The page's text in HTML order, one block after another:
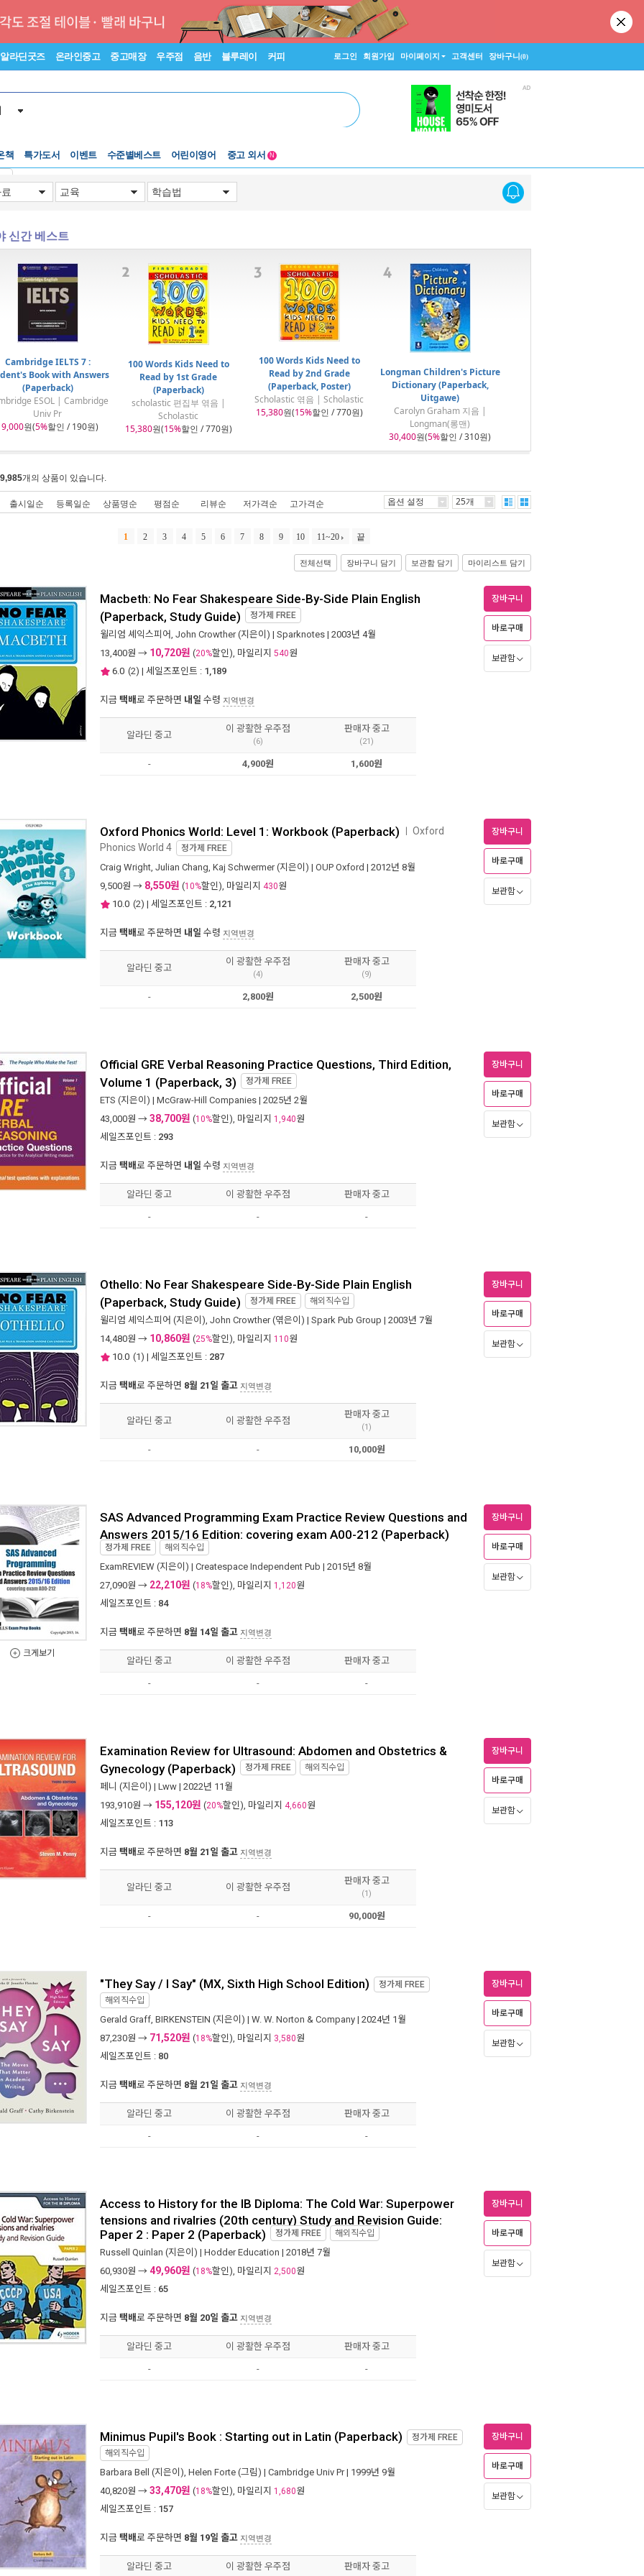
알라딘굿즈 온라인중고 중고매장 우주점 음반 블루레이 커피 로그인 회원가입 마이페이지 고객센터 장바구니(0)
책 특가도서 이벤트
수준별베스트
어린이영어
중고 외서
N
신간 베스트
Cambridge IELTS 7 :
Book with Answers
(Paperback)
ESOL | Cambridge
Univ Pr
원(5%할인 / 190원)
100 Words Kids Need to
Read by 1st Grade
(Paperback)
scholastic 편집부 엮음 |
Scholastic
15,380원(15%할인 / 770원)
100 Words Kids Need to
Read by 2nd Grade
(Paperback, Poster)
Scholastic 엮음 | Scholastic
15,380원(15%할인 / 770원)
Longman Children's Picture
Dictionary (Paperback,
Uitgawe)
Carolyn Graham 지음 |
Longman(롱맨)
30,400원(5%할인 / 310원)
개의 상품이 있습니다.
출시일순 등록일순 상품명순 평점순 리뷰순 저가격순 고가격순 옵션 설정 25개
1 2 3 4 5 6 7 8 9 10 11~20 끝
전체선택 장바구니 담기 보관함 담기 마이리스트 담기
Macbeth: No Fear Shakespeare Side-By-Side Plain English
(Paperback, Study Guide) 정가제 FREE
윌리엄 셰익스피어, John Crowther(지은이) | Sparknotes | 2003년 4월
13,400원 → 10,720원 (20%할인), 마일리지 540원
6.0 (2) | 세일즈포인트 : 1,189
지금 택배로 주문하면 내일 수령 지역변경
장바구니
바로구매
보관함
알라딘 중고
이 광활한 우주점
(6)
판매자 중고
(21)
- 4,900원 1,600원
Oxford Phonics World: Level 1: Workbook (Paperback) Oxford
Phonics World 4 정가제 FREE
Craig Wright, Julian Chang, Kaj Schwermer(지은이) | OUP Oxford | 2012년 8월
9,500원 → 8,550원 (10%할인), 마일리지 430원
10.0 (2) | 세일즈포인트 : 2,121
지금 택배로 주문하면 내일 수령 지역변경
장바구니
바로구매
보관함
알라딘 중고
이 광활한 우주점
(4)
판매자 중고
(9)
- 2,800원 2,500원
Official GRE Verbal Reasoning Practice Questions, Third Edition,
Volume 1 (Paperback, 3) 정가제 FREE
ETS (지은이) | McGraw-Hill Companies | 2025년 2월
43,000원 → 38,700원 (10%할인), 마일리지 1,940원
세일즈포인트 : 293
지금 택배로 주문하면 내일 수령 지역변경
장바구니
바로구매
보관함
알라딘 중고 이 광활한 우주점 판매자 중고
- - -
Othello: No Fear Shakespeare Side-By-Side Plain English
(Paperback, Study Guide) 정가제 FREE 해외직수입
윌리엄 셰익스피어 (지은이), John Crowther(엮은이) | Spark Pub Group | 2003년 7월
14,480원 → 10,860원 (25%할인), 마일리지 110원
10.0 (1) | 세일즈포인트 : 287
지금 택배로 주문하면 8월 21일 출고 지역변경
장바구니
바로구매
보관함
알라딘 중고 이 광활한 우주점
판매자 중고
(1)
- - 10,000원
크게보기
SAS Advanced Programming Exam Practice Review Questions and
Answers 2015/16 Edition: covering exam A00-212 (Paperback)
정가제 FREE 해외직수입
ExamREVIEW (지은이) | Createspace Independent Pub | 2015년 8월
27,090원 → 22,210원 (18%할인), 마일리지 1,120원
세일즈포인트 : 84
지금 택배로 주문하면 8월 14일 출고 지역변경
장바구니
바로구매
보관함
알라딘 중고 이 광활한 우주점 판매자 중고
- - -
Examination Review for Ultrasound: Abdomen and Obstetrics &
Gynecology (Paperback) 정가제 FREE 해외직수입
페니 (지은이) | Lww | 2022년 11월
193,910원 → 155,120원 (20%할인), 마일리지 4,660원
세일즈포인트 : 113
지금 택배로 주문하면 8월 21일 출고 지역변경
장바구니
바로구매
보관함
알라딘 중고 이 광활한 우주점
판매자 중고
(1)
- - 90,000원
"They Say / I Say" (MX, Sixth High School Edition) 정가제 FREE
해외직수입
Gerald Graff, BIRKENSTEIN (지은이) | W. W. Norton & Company | 2024년 1월
87,230원 → 71,520원 (18%할인), 마일리지 3,580원
세일즈포인트 : 80
지금 택배로 주문하면 8월 21일 출고 지역변경
장바구니
바로구매
보관함
알라딘 중고 이 광활한 우주점 판매자 중고
- - -
Access to History for the IB Diploma: The Cold War: Superpower
tensions and rivalries (20th century) Study and Revision Guide:
Paper 2 : Paper 2 (Paperback)
정가제 FREE 해외직수입
Russell Quinlan (지은이) | Hodder Education | 2018년 7월
60,930원 → 49,960원 (18%할인), 마일리지 2,500원
세일즈포인트 : 65
지금 택배로 주문하면 8월 20일 출고 지역변경
장바구니
바로구매
보관함
알라딘 중고 이 광활한 우주점 판매자 중고
- - -
Minimus Pupil's Book : Starting out in Latin (Paperback) 정가제 FREE
해외직수입
Barbara Bell (지은이), Helen Forte (그림) | Cambridge Univ Pr| 1999년 9월
40,820원 → 33,470원 (18%할인), 마일리지 1,680원
세일즈포인트 : 157
지금 택배로 주문하면 8월 19일 출고 지역변경
장바구니
바로구매
보관함
알라딘 중고 이 광활한 우주점 판매자 중고